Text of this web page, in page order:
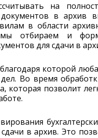
на
в архив
в области
мы отбираем и
для сдачи в
которой
Во время
которая позволит
в архив. Это